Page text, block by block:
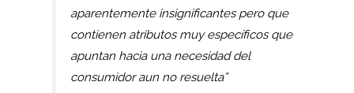
aparentemente insignificantes pero que
contienen atributos muy específicos que
apuntan hacia una necesidad del
consumidor aun no resuelta”